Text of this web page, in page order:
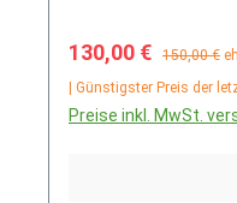
Verkaufspreis:
130,00 € Regulärer
150,00 €
| Günstigster Preis der
Preise inkl. MwSt.